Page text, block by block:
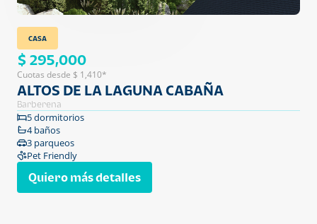
CASA
$ 295,000
Cuotas desde $ 1,410*
ALTOS DE LA LAGUNA CABAÑA
Barberena
5 dormitorios
4 baños
3 parqueos
Pet Friendly
Quiero más detalles